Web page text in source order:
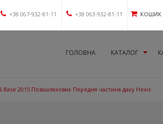
+38 067-932-81-11 +38 063-932-81-11 КОШИК
ГОЛОВНА КАТАЛОГ
Base 2015 Позашляховик Передня частина даху Hexis